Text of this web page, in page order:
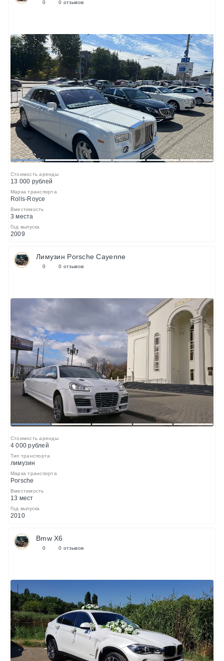
0 0 отзывов
1 2 3 4 5 6
Стоимость аренды
13 000 рублей
Марка транспорта
Rolls-Royce
Вместимость
3 места
Год выпуска
2009
Лимузин Porsche Cayenne
0 0 отзывов
1 2 3 4 5
Стоимость аренды
4 000 рублей
Тип транспорта
лимузин
Марка транспорта
Porsche
Вместимость
13 мест
Год выпуска
2010
Bmw X6
0 0 отзывов